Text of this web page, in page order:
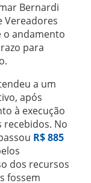
Bernardi
Vereadores
o andamento
para
a um
após
à execução
recebidos. No
R$ 885
dos recursos
fossem